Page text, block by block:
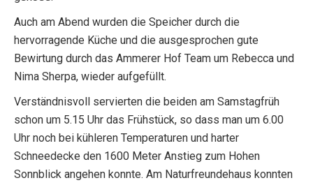
Auch am Abend wurden die Speicher durch die
hervorragende Küche und die ausgesprochen gute
Bewirtung durch das Ammerer Hof Team um Rebecca und
Nima Sherpa, wieder aufgefüllt.
Verständnisvoll servierten die beiden am Samstagfrüh
schon um 5.15 Uhr das Frühstück, so dass man um 6.00
Uhr noch bei kühleren Temperaturen und harter
Schneedecke den 1600 Meter Anstieg zum Hohen
Sonnblick angehen konnte. Am Naturfreundehaus konnten